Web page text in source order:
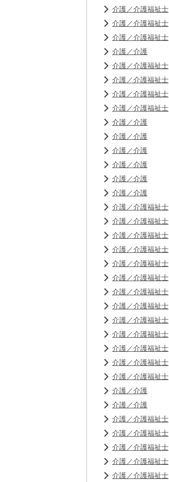
介護／介護福祉士
介護／介護福祉士
介護／介護福祉士
介護／介護
介護／介護福祉士
介護／介護福祉士
介護／介護福祉士
介護／介護福祉士
介護／介護
介護／介護
介護／介護
介護／介護
介護／介護
介護／介護
介護／介護福祉士
介護／介護福祉士
介護／介護福祉士
介護／介護福祉士
介護／介護福祉士
介護／介護福祉士
介護／介護福祉士
介護／介護福祉士
介護／介護福祉士
介護／介護福祉士
介護／介護福祉士
介護／介護福祉士
介護／介護福祉士
介護／介護
介護／介護
介護／介護福祉士
介護／介護福祉士
介護／介護福祉士
介護／介護福祉士
介護／介護福祉士